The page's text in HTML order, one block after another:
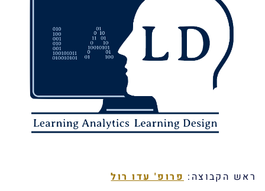
ראש הקבוצה:פרופ' עדו רול